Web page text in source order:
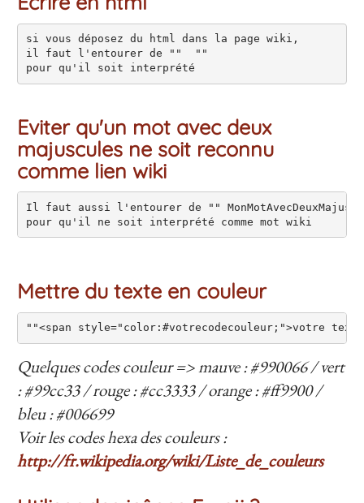
si vous déposez du html dans la page wiki,
il faut l'entourer de ""
""
pour qu'il soit interprété
Eviter qu'un mot avec deux
majuscules ne soit reconnu
comme lien wiki
Il faut aussi l'entourer de ""
pour qu'il ne soit interprété comme mot wiki
Mettre du texte en couleur
Quelques codes couleur => mauve : #990066 / vert
: #99cc33 / rouge : #cc3333 / orange : #ff9900 /
bleu : #006699
Voir les codes hexa des couleurs :
http://fr.wikipedia.org/wiki/Liste_de_couleurs